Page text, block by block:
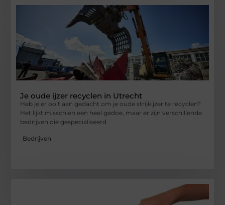
Je oude ijzer recyclen in Utrecht
Heb je er ooit aan gedacht om je oude strijkijzer te recyclen?
Het lijkt misschien een heel gedoe, maar er zijn verschillende
bedrijven die gespecialiseerd
Bedrijven